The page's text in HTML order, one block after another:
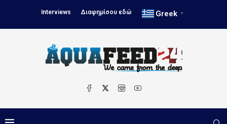
Interviews Διαφημίσου εδώ Greek ▼